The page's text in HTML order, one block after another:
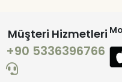
Müşteri Hizmetleri
+90 5336396766